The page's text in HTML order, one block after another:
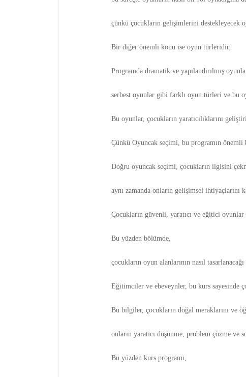
çünkü çocukların gelişimlerini destekleyecek
Bir diğer önemli konu ise oyun türleridir.
Programda dramatik ve yapılandırılmış
serbest oyunlar gibi farklı oyun türleri ve bu
Bu oyunlar, çocukların yaratıcılıklarını
Çünkü Oyuncak seçimi, bu programın önemli
Doğru oyuncak seçimi, çocukların ilgisini
aynı zamanda onların gelişimsel ihtiyaçlarını
Çocukların güvenli, yaratıcı ve eğitici
Bu yüzden bölümde,
çocukların oyun alanlarının nasıl
Eğitimciler ve ebeveynler, bu kurs sayesinde
Bu bilgiler, çocukların doğal meraklarını ve
onların yaratıcı düşünme, problem çözme ve
Bu yüzden kurs programı,